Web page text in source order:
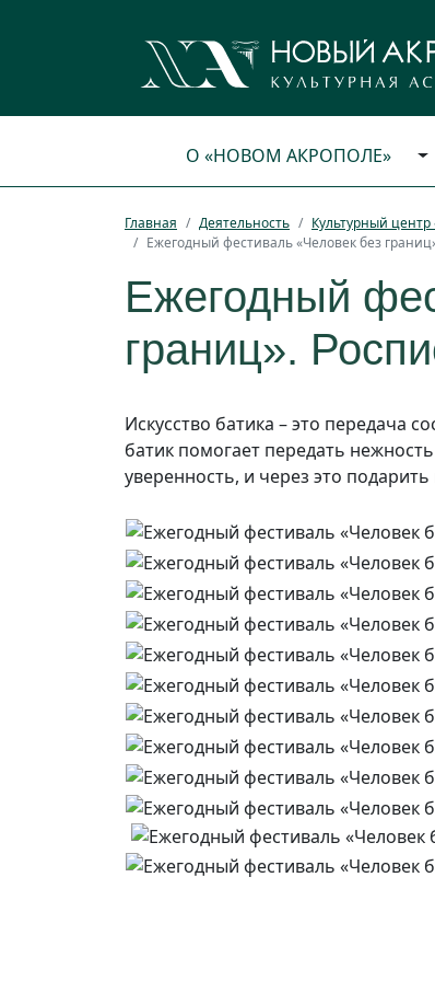
О «НОВОМ АКРОПОЛЕ»
Главная Деятельность Культурный
Ежегодный фестиваль «Человек без
Ежегодный
границ».
Искусство батика – это передача
батик помогает передать
уверенность, и через это